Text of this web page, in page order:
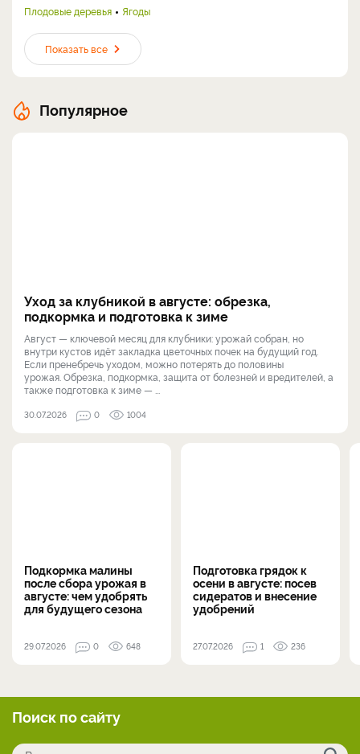
Плодовые деревья
Ягоды
Показать все
Популярное
Уход за клубникой в августе: обрезка,
подкормка и подготовка к зиме
Август — ключевой месяц для клубники: урожай собран, но
внутри кустов идёт закладка цветочных почек на будущий год.
Если пренебречь уходом, можно потерять до половины
урожая. Обрезка, подкормка, защита от болезней и вредителей, а
также подготовка к зиме — ...
30.07.2026 0 1004
Подкормка малины
после сбора урожая в
августе: чем удобрять
для будущего сезона
29.07.2026 0 648
Подготовка грядок к
осени в августе: посев
сидератов и внесение
удобрений
27.07.2026 1 236
Поиск по сайту